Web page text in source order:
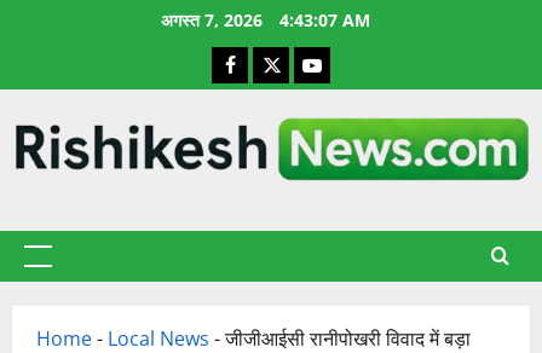
अगस्त 7, 2026 4:43:07 AM
Facebook
X YouTube
प्राथमिक
Home- Local News -जीजीआईसी रानीपोखरी विवाद में बड़ा